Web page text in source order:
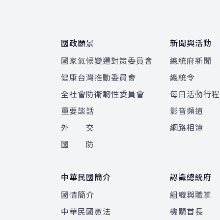
國政願景
國家氣候變遷對策委員會
健康台灣推動委員會
全社會防衛韌性委員會
重要談話
外 交
國 防
新聞與活動
總統府新聞
總統令
每日活動行程
影音頻道
網路相簿
中華民國簡介
國情簡介
中華民國憲法
認識總統府
組織與職掌
機關首長